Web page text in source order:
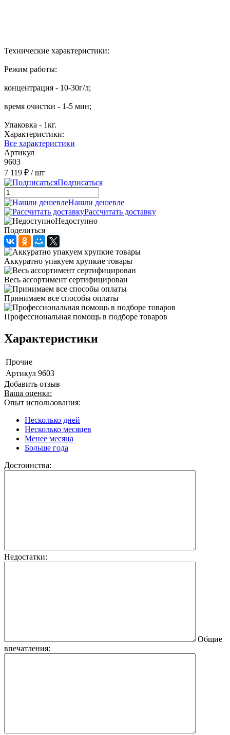
Технические характеристики:
Режим работы:
концентрация - 10-30г/л;
время очистки - 1-5 мин;
Упаковка - 1кг.
Характеристики:
Все характеристики
Артикул
9603
7 119 ₽ / шт
Подписаться
Нашли дешевле
Рассчитать доставку
Недоступно
Поделиться
Аккуратно упакуем хрупкие товары
Весь ассортимент сертифицирован
Принимаем все способы оплаты
Профессиональная помощь в подборе товаров
Характеристики
Прочие
Артикул 9603
Добавить отзыв
Ваша оценка:
Опыт использования:
Несколько дней
Несколько месяцев
Менее месяца
Больше года
Достоинства:
Недостатки:
Общие
впечатления: